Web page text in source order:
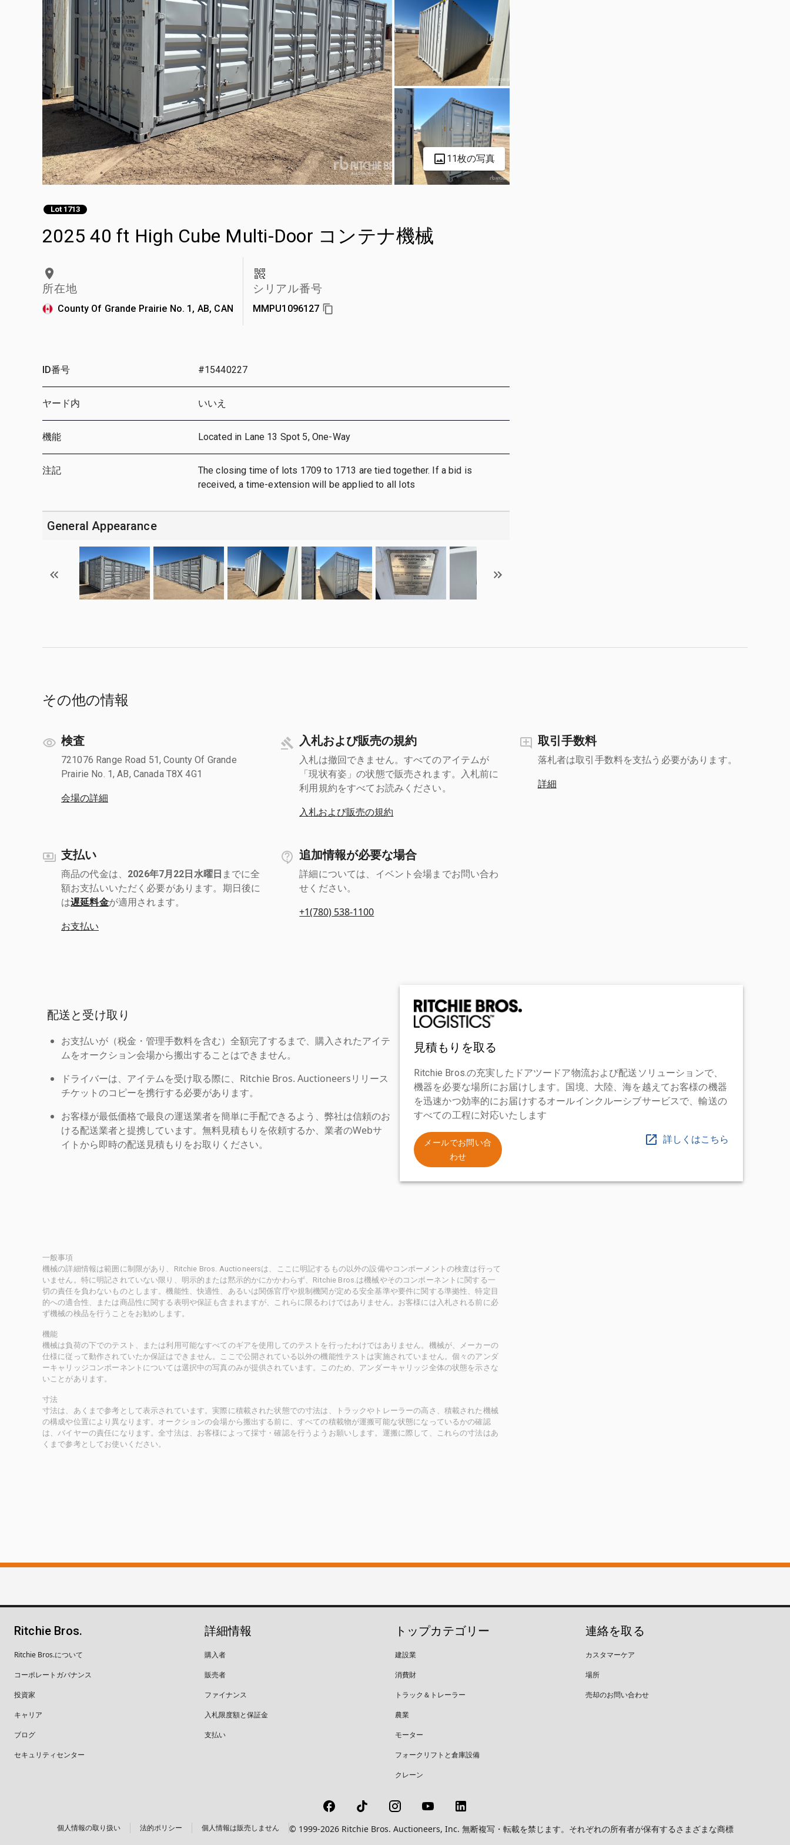
11枚の写真
Lot 1713
2025 40 ft High Cube Multi-Door コンテナ機械
所在地
County Of Grande Prairie No. 1, AB, CAN
シリアル番号
MMPU1096127
ID番号 #15440227
ヤード内 いいえ
機能 Located in Lane 13 Spot 5, One-Way
注記
The closing time of lots 1709 to 1713 are tied together. If a bid is
received, a time-extension will be applied to all lots
General Appearance
その他の情報
検査
721076 Range Road 51, County Of Grande
Prairie No. 1, AB, Canada T8X 4G1
会場の詳細
入札および販売の規約
入札は撤回できません。すべてのアイテムが
「現状有姿」の状態で販売されます。入札前に
利用規約をすべてお読みください。
入札および販売の規約
取引手数料
落札者は取引手数料を支払う必要があります。
詳細
支払い
商品の代金は、 2026年7月22日水曜日 までに全
額お支払いいただく必要があります。期日後に
は遅延料金が適用されます。
お支払い
追加情報が必要な場合
詳細については、イベント会場までお問い合わ
せください。
+1(780) 538-1100
配送と受け取り
お支払いが（税金・管理手数料を含む）全額完了するまで、購入されたアイテ
ムをオークション会場から搬出することはできません。
ドライバーは、アイテムを受け取る際に、Ritchie Bros. Auctioneersリリース
チケットのコピーを携行する必要があります。
お客様が最低価格で最良の運送業者を簡単に手配できるよう、弊社は信頼のお
ける配送業者と提携しています。無料見積もりを依頼するか、業者のWebサ
イトから即時の配送見積もりをお取りください。
見積もりを取る
Ritchie Bros.の充実したドアツードア物流および配送ソリューションで、
機器を必要な場所にお届けします。国境、大陸、海を越えてお客様の機器
を迅速かつ効率的にお届けするオールインクルーシブサービスで、輸送の
すべての工程に対応いたします
メールでお問い合
わせ
詳しくはこちら
一般事項
機械の詳細情報は範囲に制限があり、Ritchie Bros. Auctioneersは、ここに明記するもの以外の設備やコンポーメントの検査は行って
いません。特に明記されていない限り、明示的または黙示的かにかかわらず、Ritchie Bros.は機械やそのコンポーネントに関する一
切の責任を負わないものとします。機能性、快適性、あるいは関係官庁や規制機関が定める安全基準や要件に関する準拠性、特定目
的への適合性、または商品性に関する表明や保証も含まれますが、これらに限るわけではありません。お客様には入札される前に必
ず機械の検品を行うことをお勧めします。
機能
機械は負荷の下でのテスト、または利用可能なすべてのギアを使用してのテストを行ったわけではありません。機械が、メーカーの
仕様に従って動作されていたか保証はできません。ここで公開されている以外の機能性テストは実施されていません。個々のアンダ
ーキャリッジコンポーネントについては選択中の写真のみが提供されています。このため、アンダーキャリッジ全体の状態を示さな
いことがあります。
寸法
寸法は、あくまで参考として表示されています。実際に積載された状態での寸法は、トラックやトレーラーの高さ、積載された機械
の構成や位置により異なります。オークションの会場から搬出する前に、すべての積載物が運搬可能な状態になっているかの確認
は、バイヤーの責任になります。全寸法は、お客様によって採寸・確認を行うようお願いします。運搬に際して、これらの寸法はあ
くまで参考としてお使いください。
Ritchie Bros.
Ritchie Bros.について
コーポレートガバナンス
投資家
キャリア
ブログ
セキュリティセンター
詳細情報
購入者
販売者
ファイナンス
入札限度額と保証金
支払い
トップカテゴリー
建設業
消費財
トラック＆トレーラー
農業
モーター
フォークリフトと倉庫設備
クレーン
連絡を取る
カスタマーケア
場所
売却のお問い合わせ
個人情報の取り扱い 法的ポリシー 個人情報は販売しません © 1999-2026 Ritchie Bros. Auctioneers, Inc. 無断複写・転載を禁じます。それぞれの所有者が保有するさまざまな商標